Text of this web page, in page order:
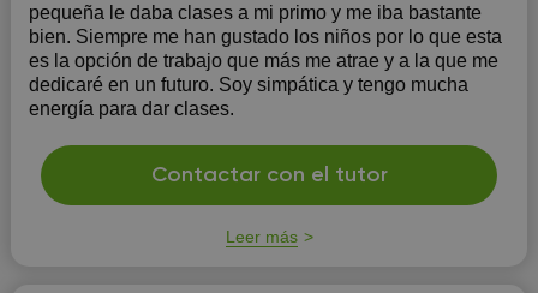
pequeña le daba clases a mi primo y me iba bastante
bien. Siempre me han gustado los niños por lo que esta
es la opción de trabajo que más me atrae y a la que me
dedicaré en un futuro. Soy simpática y tengo mucha
energía para dar clases.
Contactar con el tutor
Leer más